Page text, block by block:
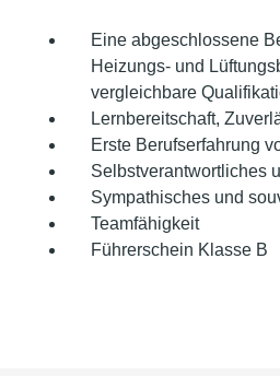
Eine abgeschlossene
Heizungs- und
vergleichbare
Lernbereitschaft,
Erste Berufserfahrung
Selbstverantwortliches
Sympathisches und
Teamfähigkeit
Führerschein Klasse B